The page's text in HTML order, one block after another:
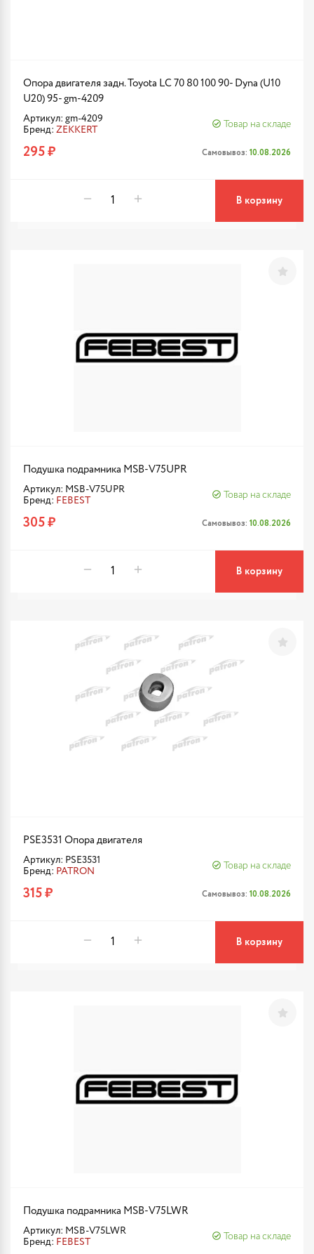
Опора двигателя задн. Toyota LC 70 80 100 90- Dyna (U10
U20) 95- gm-4209
Артикул: gm-4209
Бренд: ZEKKERT
Товар на складе
295 ₽ Самовывоз: 10.08.2026
В корзину
Подушка подрамника MSB-V75UPR
Артикул: MSB-V75UPR
Бренд: FEBEST
Товар на складе
305 ₽ Самовывоз: 10.08.2026
В корзину
PSE3531 Опора двигателя
Артикул: PSE3531
Бренд: PATRON
Товар на складе
315 ₽ Самовывоз: 10.08.2026
В корзину
Подушка подрамника MSB-V75LWR
Артикул: MSB-V75LWR
Бренд: FEBEST
Товар на складе